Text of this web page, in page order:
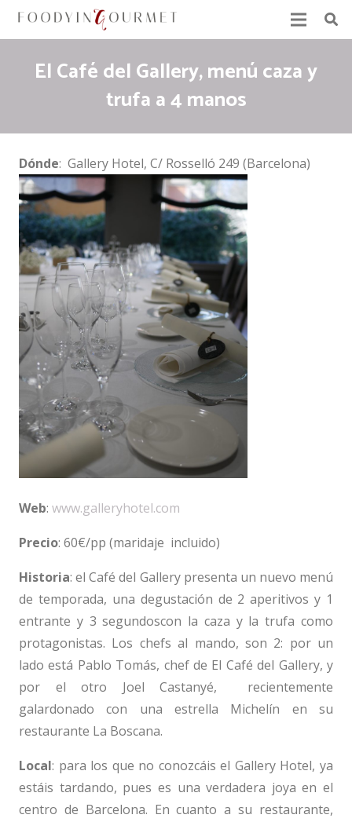
El Café del Gallery, menú caza y
trufa a 4 manos
Dónde: Gallery Hotel, C/ Rosselló 249 (Barcelona)
Web: www.galleryhotel.com
Precio: 60€/pp (maridaje incluido)
Historia: el Café del Gallery presenta un nuevo menú
de temporada, una degustación de 2 aperitivos y 1
entrante y 3 segundoscon la caza y la trufa como
protagonistas. Los chefs al mando, son 2: por un
lado está Pablo Tomás, chef de El Café del Gallery, y
por el otro Joel Castanyé, recientemente
galardonado con una estrella Michelín en su
restaurante La Boscana.
Local: para los que no conozcáis el Gallery Hotel, ya
estáis tardando, pues es una verdadera joya en el
centro de Barcelona. En cuanto a su restaurante,